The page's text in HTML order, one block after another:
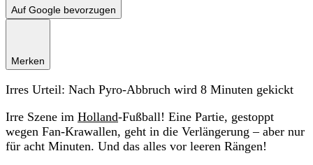
Auf Google bevorzugen
Merken
Irres Urteil: Nach Pyro-Abbruch wird 8 Minuten gekickt
Irre Szene im Holland-Fußball! Eine Partie, gestoppt
wegen Fan-Krawallen, geht in die Verlängerung – aber nur
für acht Minuten. Und das alles vor leeren Rängen!